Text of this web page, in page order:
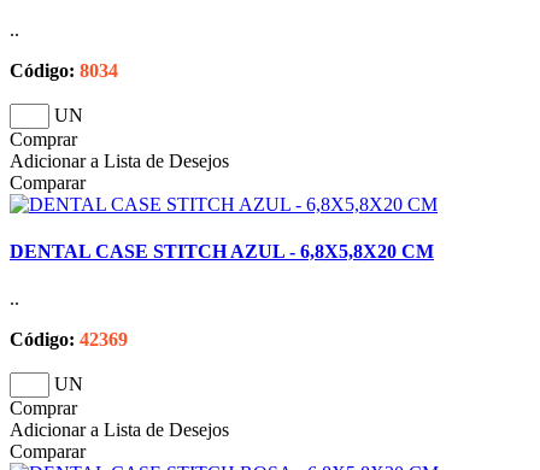
..
Código: 8034
UN
Comprar
Adicionar a Lista de Desejos
Comparar
DENTAL CASE STITCH AZUL - 6,8X5,8X20 CM
..
Código: 42369
UN
Comprar
Adicionar a Lista de Desejos
Comparar